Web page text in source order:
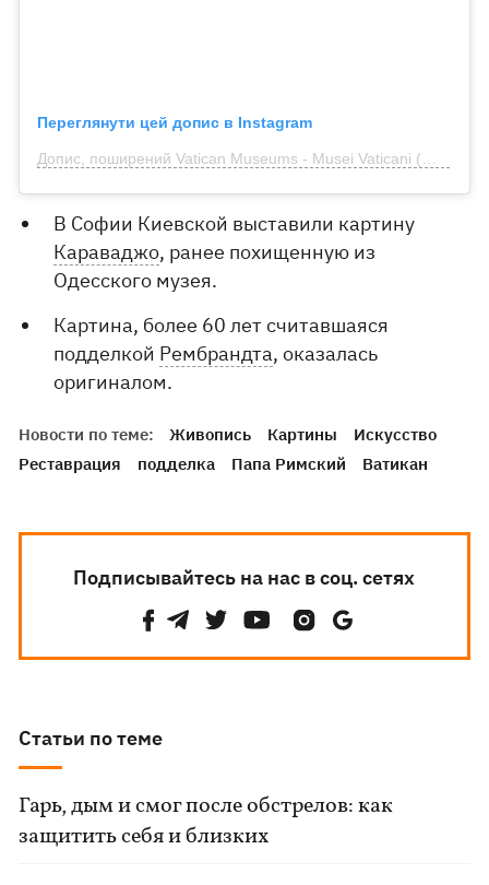
Переглянути цей допис в Instagram
В Софии Киевской выставили картину
Караваджо, ранее похищенную из
Одесского музея.
Картина, более 60 лет считавшаяся
подделкой Рембрандта, оказалась
оригиналом.
Новости по теме: Живопись Картины
Искусство
Реставрация
подделка Папа Римский Ватикан
Подписывайтесь на нас в соц. сетях
Статьи по теме
Гарь, дым и смог после обстрелов: как
защитить себя и близких